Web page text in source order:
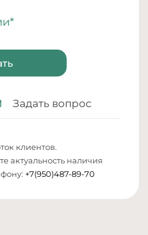
Задать вопрос
клиентов.
актуальность наличия
+7(950)487-89-70